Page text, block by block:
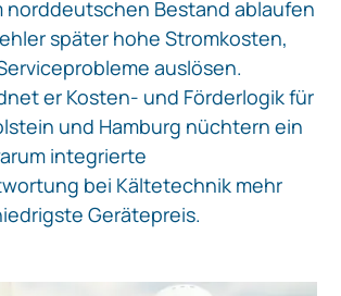
norddeutschen Bestand ablaufen
später hohe Stromkosten,
auslösen.
er Kosten- und Förderlogik für
und Hamburg nüchtern ein
integrierte
bei Kältetechnik mehr
Gerätepreis.